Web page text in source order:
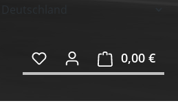
0,00 €